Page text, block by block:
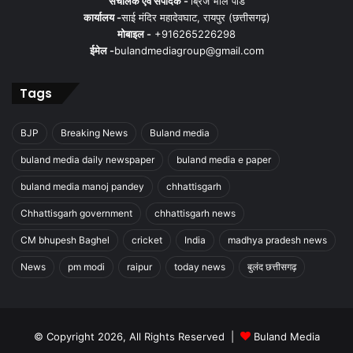
यूरोपीय संसद के प्रेसिडेंट रॉबर्टा मेट्सोला ने ट्वीट किया- पोप बेनेडिक्ट के निधन
के बारे में जानकर दुख हुआ। पूरा यूरोप शोक में है। उनकी आत्मा को शांति मिले।
bulandmedia
कार्यालय -साई मंदिर महादेवघाट, रायपुर (छत्तीसगढ़)
मोबाइल - +916265226298
ईमेल -bulandmediagroup@gmail.com
Tags
BJP Breaking News Buland media
buland media daily newspaper buland media e paper
buland media manoj pandey chhattisgarh
Chhattisgarh government chhattisgarh news
CM bhupesh Baghel cricket India madhya pradesh news
News pm modi raipur today news बुलंद छत्तीसगढ़
© Copyright 2026, All Rights Reserved | Buland Media